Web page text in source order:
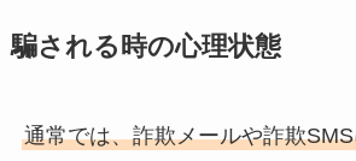
騙される時の心理状態
通常では、詐欺メールや詐欺